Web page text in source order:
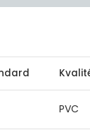
PVC